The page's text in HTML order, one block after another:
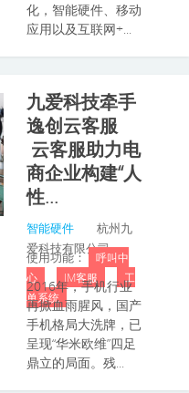
化，智能硬件、移动
应用以及互联网+...
九爱科技牵手
逸创云客服
云客服助力电
商企业构建“人
性...
智能硬件
杭州九
爱科技有限公司
使用功能： 呼叫中
心
IM客服
工
单系统
2016年，手机行业
再掀血雨腥风，国产
手机格局大洗牌，已
呈现“华米欧维”四足
鼎立的局面。残...